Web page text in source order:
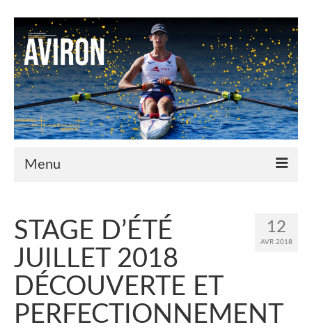
Menu
Nos couleurs
Historique
Plan d’accès
Le bureau
12
AVR 2018
STAGE D’ÉTÉ
JUILLET 2018
DÉCOUVERTE ET
PERFECTIONNEMENT